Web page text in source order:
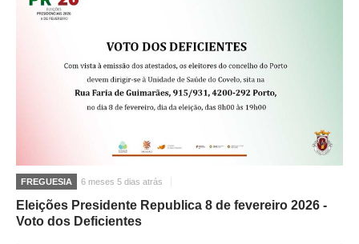
FREGUESIA 6 meses 5 dias atrás
Eleições Presidente Republica 8 de fevereiro 2026 -
Voto dos Deficientes